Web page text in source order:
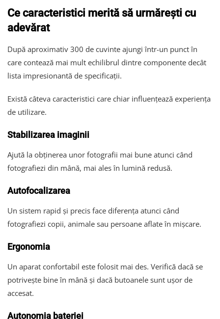
Ce caracteristici merită să urmărești cu
adevărat
După aproximativ 300 de cuvinte ajungi într-un punct în
care contează mai mult echilibrul dintre componente decât
lista impresionantă de specificații.
Există câteva caracteristici care chiar influențează experiența
de utilizare.
Stabilizarea imaginii
Ajută la obținerea unor fotografii mai bune atunci când
fotografiezi din mână, mai ales în lumină redusă.
Autofocalizarea
Un sistem rapid și precis face diferența atunci când
fotografiezi copii, animale sau persoane aflate în mișcare.
Ergonomia
Un aparat confortabil este folosit mai des. Verifică dacă se
potrivește bine în mână și dacă butoanele sunt ușor de
accesat.
Autonomia bateriei